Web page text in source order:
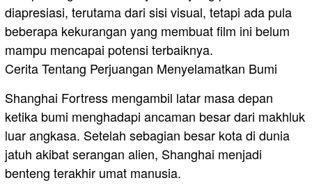
diapresiasi, terutama dari sisi visual, tetapi ada pula
beberapa kekurangan yang membuat film ini belum
mampu mencapai potensi terbaiknya.
Cerita Tentang Perjuangan Menyelamatkan Bumi
Shanghai Fortress mengambil latar masa depan
ketika bumi menghadapi ancaman besar dari makhluk
luar angkasa. Setelah sebagian besar kota di dunia
jatuh akibat serangan alien, Shanghai menjadi
benteng terakhir umat manusia.